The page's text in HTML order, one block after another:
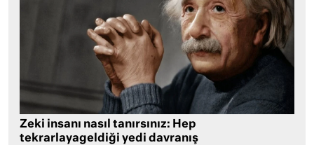
Zeki insanı nasıl tanırsınız: Hep
tekrarlayageldiği yedi davranış